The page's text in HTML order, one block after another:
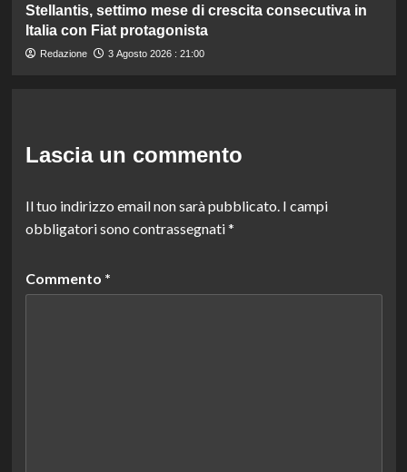
Stellantis, settimo mese di crescita consecutiva in
Italia con Fiat protagonista
Redazione 3 Agosto 2026 : 21:00
Lascia un commento
Il tuo indirizzo email non sarà pubblicato. I campi
obbligatori sono contrassegnati*
Commento *